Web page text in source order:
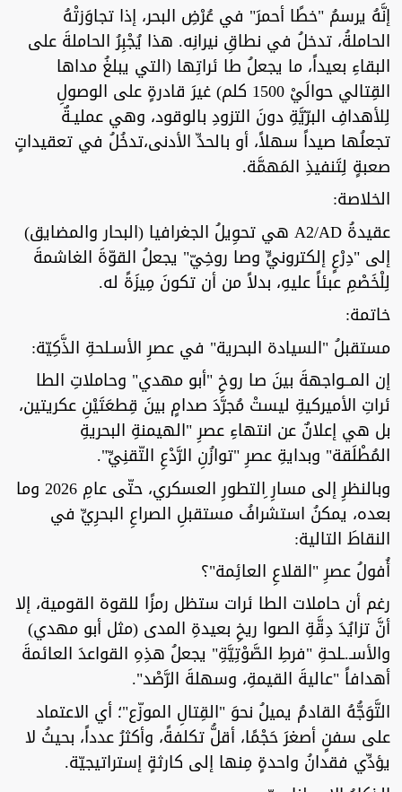
إنَّهُ يرسمُ "خطًا أحمرَ" في عُرْضِ البحر، إذا تجاوَزتْهُ
الحاملةُ، تدخلُ في نطاقِ نيرانِه. هذا يُجْبِرُ الحاملةَ على
البقاءِ بعيداً، ما يجعلُ طا ئراتِها (التي يبلغُ مداها
القِتالي حوالَيْ 1500 كلم) غيرَ قادرةٍ على الوصولِ
لِلأهدافِ البرّيَّةِ دونَ التزودِ بالوقود، وهي عمليـةٌ
تجعلُها صيداً سهلاً، أو بالحدِّ الأدنى،تدخُلُ في تعقيداتٍ
صعبةٍ لِتَنفيذِ المَهمَّة.
الخلاصة:
عقيدةُ A2/AD هي تحوِيلُ الجغرافيا (البحار والمضايق)
إلى "دِرْعٍ إلكترونيٍّ وصا روخِيّ" يجعلُ القوّةَ الغاشمةَ
لِلْخَصْمِ عبئاً عليهِ، بدلاً من أن تكونَ مِيزَةً له.
خاتمة:
مستقبلُ "السيادة البحرية" في عصرِ الأسـلحةِ الذَّكِيّة:
إن المــواجهةَ بينَ صا روخِ "أبو مهدي" وحاملاتِ الطا
ئراتِ الأميركيةِ ليستْ مُجرَّدَ صدامٍ بينَ قِطعَتَيْنِ عكريتين،
بل هي إعلانٌ عن انتهاءِ عصرِ "الهيمنةِ البحريةِ
المُطْلَقة" وبدايةِ عصرِ "توازُنِ الرَّدْعِ التّقنِيِّ".
وبالنظرِ إلى مسارِ ِالتطورِ العسكري، حتّى عامِ 2026 وما
بعده، يمكنُ استشرافُ مستقبلِ الصراعِ البحرِيِّ في
النقاطَ التالية:
أُفولُ عصرِ "القلاعِ العائِمة"؟
رغم أن حاملات الطا ئرات ستظل رمزًا للقوة القومية، إلا
أنَّ تزايُدَ دِقَّةِ الصوا ريخِ بعيدةِ المدى (مثل أبو مهدي)
والأسـ.ـلحةِ "فرطِ الصَّوْتِيَّةِ" يجعلُ هذِهِ القواعدَ العائمةَ
أهدافاً "عاليةَ القيمةِ، وسهلةَ الرَّصْد".
التَّوَجُّهُ القادمُ يميلُ نحوَ "القِتالِ الموزّع"؛ أي الاعتماد
على سفنٍ أصغرَ حَجْمًا، أقلُّ تكلفةً، وأكثرُ عدداً، بحيثُ لا
يؤدِّي فقدانُ واحدةٍ مِنها إلى كارثةٍ إستراتيجيّة.